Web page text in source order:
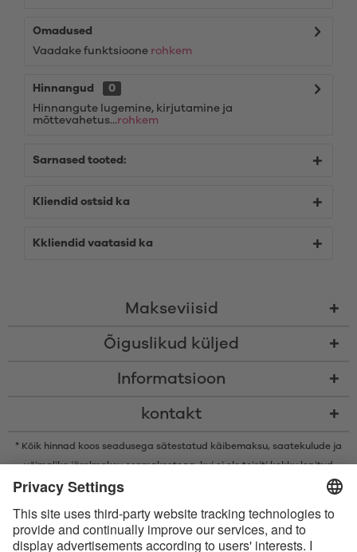
Omadused
Vaadake funktsioone rohkem
Hinnangud
0
Hinnangute lugemine, kirjutamine ja
mõttevahetus...rohkem
Sarnased tooted:
Kliendid ostsid ka
Kkliendid vaatasid ka
Makseviisid
Õiguslikud küljed
Informatsioon
kontakt
* Kõik hinnad koos seadusega sätestatud käibemaksu, saatekulude ja
võimalike järelmaksu osamaksetega, kui ei ole teisiti kokku lepitud
* Bluetooth®-i sõnamärk ja logod on ettevõtte Bluetooth SIG, Inc.
litsentsi alusel.
Apple, Apple‘i logo ja Apple Watch on ettevõtte Apple Inc. kaubamärgid.